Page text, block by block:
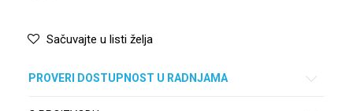
Sačuvajte u listi želja
PROVERI DOSTUPNOST U RADNJAMA